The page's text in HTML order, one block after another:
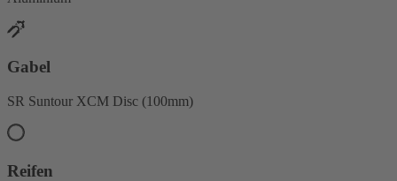
Gabel
SR Suntour XCM Disc (100mm)
Reifen